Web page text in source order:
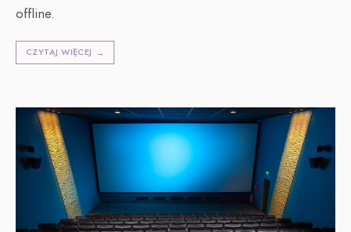
offline.
CZYTAJ WIĘCEJ →